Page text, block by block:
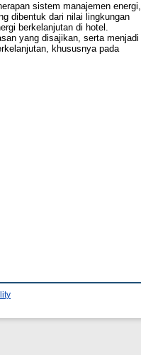
sistem manajemen energi,
dibentuk dari nilai lingkungan
berkelanjutan di hotel.
yang disajikan, serta menjadi
khususnya pada